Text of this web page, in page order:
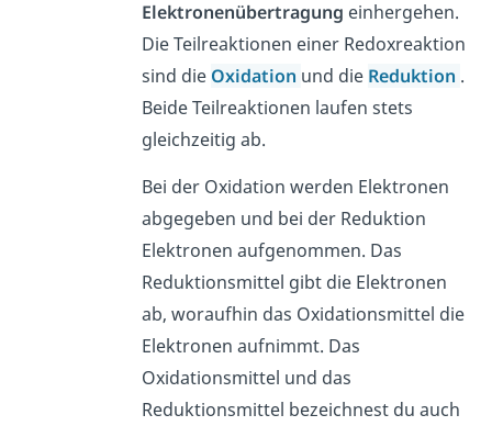
Elektronenübertragung einhergehen.
Die Teilreaktionen einer Redoxreaktion
sind die Oxidation und die Reduktion .
Beide Teilreaktionen laufen stets
gleichzeitig ab.
Bei der Oxidation werden Elektronen
abgegeben und bei der Reduktion
Elektronen aufgenommen. Das
Reduktionsmittel gibt die Elektronen
ab, woraufhin das Oxidationsmittel die
Elektronen aufnimmt. Das
Oxidationsmittel und das
Reduktionsmittel bezeichnest du auch